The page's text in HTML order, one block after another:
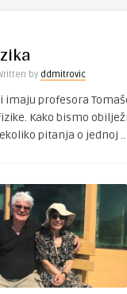
by ddmitrovic
imaju profesora
Kako bismo
pitanja o jednoj ..